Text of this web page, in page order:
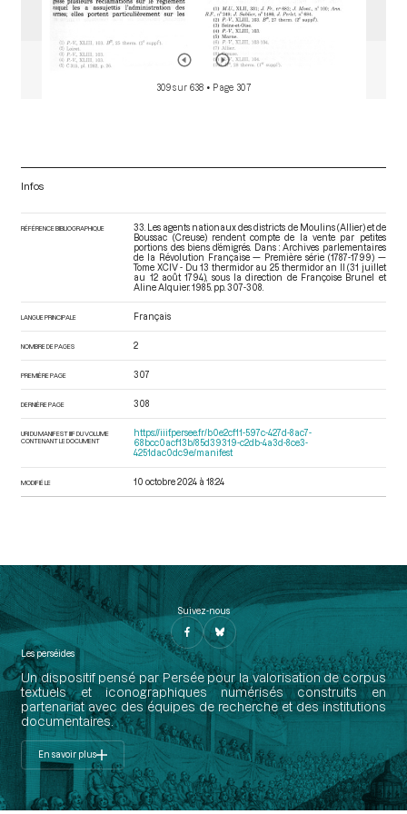
309 sur 638 • Page 307
Infos
RÉFÉRENCE BIBLIOGRAPHIQUE
33. Les agents nationaux des districts de Moulins (Allier) et de
Boussac (Creuse) rendent compte de la vente par petites
portions des biens d’émigrés. Dans : Archives parlementaires
de la Révolution Française — Première série (1787-1799) —
Tome XCIV - Du 13 thermidor au 25 thermidor an II (31 juillet
au 12 août 1794) , sous la direction de Françoise Brunel et
Aline Alquier. 1985. pp. 307-308.
LANGUE PRINCIPALE Français
NOMBRE DE PAGES 2
PREMIÈRE PAGE 307
DERNIÈRE PAGE 308
URI DU MANIFEST IIIF DU VOLUME
CONTENANT LE DOCUMENT
https://iiif.persee.fr/b0e2cf11-597c-427d-8ac7-
68bcc0acf13b/85d39319-c2db-4a3d-8ce3-
4251dac0dc9e/manifest
MODIFIÉ LE 10 octobre 2024 à 18:24
Suivez-nous
Les perséides
Un dispositif pensé par Persée pour la valorisation de corpus
textuels et iconographiques numérisés construits en
partenariat avec des équipes de recherche et des institutions
documentaires.
En savoir plus